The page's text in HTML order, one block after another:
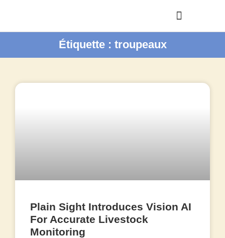
Étiquette : troupeaux
Plain Sight Introduces Vision AI
For Accurate Livestock
Monitoring